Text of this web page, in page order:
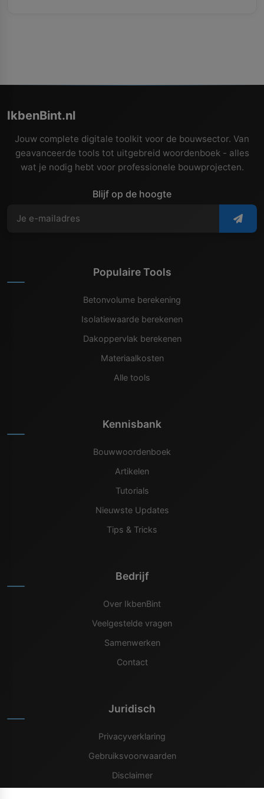
IkbenBint.nl
Jouw complete digitale toolkit voor de bouwsector. Van
geavanceerde tools tot uitgebreid woordenboek - alles
wat je nodig hebt voor professionele bouwprojecten.
Blijf op de hoogte
Populaire Tools
Betonvolume berekening
Isolatiewaarde berekenen
Dakoppervlak berekenen
Materiaalkosten
Alle tools
Kennisbank
Bouwwoordenboek
Artikelen
Tutorials
Nieuwste Updates
Tips & Tricks
Bedrijf
Over IkbenBint
Veelgestelde vragen
Samenwerken
Contact
Juridisch
Privacyverklaring
Gebruiksvoorwaarden
Disclaimer